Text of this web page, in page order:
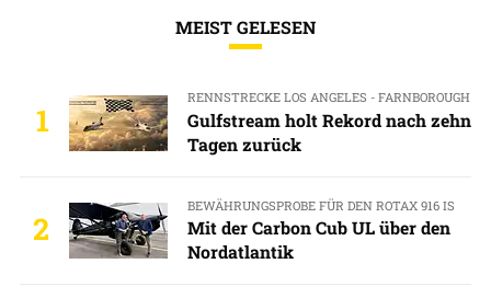
MEIST GELESEN
1
RENNSTRECKE LOS ANGELES - FARNBOROUGH
Gulfstream holt Rekord nach zehn
Tagen zurück
2
BEWÄHRUNGSPROBE FÜR DEN ROTAX 916 IS
Mit der Carbon Cub UL über den
Nordatlantik